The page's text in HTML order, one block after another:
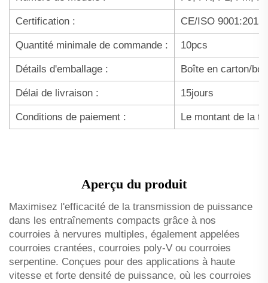
Certification : CE/ISO 9001:2015
Quantité minimale de commande : 10pcs
Détails d'emballage : Boîte en carton/
Délai de livraison : 15jours
Conditions de paiement : Le montant de la
Aperçu du produit
Maximisez l'efficacité de la transmission de puissance
dans les entraînements compacts grâce à nos
courroies à nervures multiples, également appelées
courroies crantées, courroies poly-V ou courroies
serpentine. Conçues pour des applications à haute
vitesse et forte densité de puissance, où les courroies